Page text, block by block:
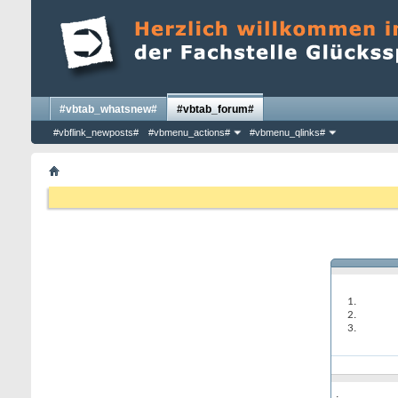
#vbtab_whatsnew# #vbtab_forum#
#vbflink_newposts# #vbmenu_actions# #vbmenu_qlinks#